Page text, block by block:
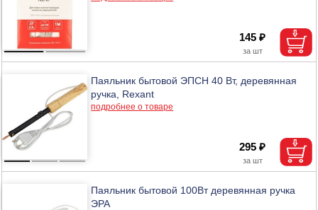
145 ₽
Паяльник бытовой ЭПСН 40 Вт, деревянная
ручка, Rexant
подробнее о товаре
295 ₽
Паяльник бытовой 100Вт деревянная ручка
ЭРА